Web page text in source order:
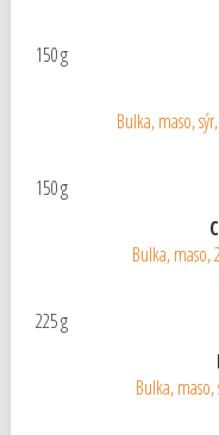
150 g
Bulka, maso,
150 g
Bulka, maso,
225 g
Bulka,